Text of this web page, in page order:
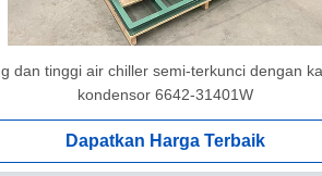
dan tinggi air chiller semi-terkunci dengan
kondensor 6642-31401W
Dapatkan Harga Terbaik